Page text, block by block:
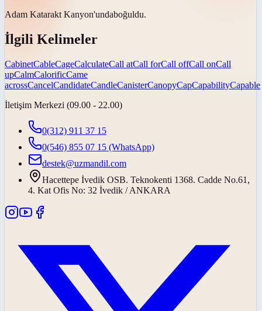
Adam Katarakt Kanyon'undaboğuldu.
İlgili Kelimeler
CabinetCableCageCalculateCall atCall forCall offCall onCall
upCalmCalorificCame
acrossCancelCandidateCandleCanisterCanopyCapCapabilityCapable
İletişim Merkezi (09.00 - 22.00)
0(312) 911 37 15
0(546) 855 07 15 (WhatsApp)
destek@uzmandil.com
Hacettepe İvedik OSB. Teknokenti 1368. Cadde No.61,
4. Kat Ofis No: 32 İvedik / ANKARA